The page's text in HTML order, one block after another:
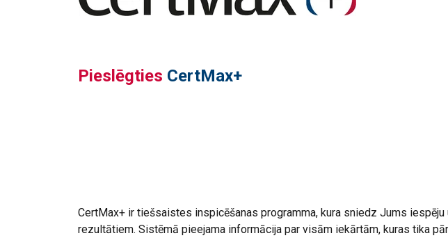
Pieslēgties CertMax+
CertMax+ ir tiešsaistes inspicēšanas programma, kura sniedz Jums
rezultātiem. Sistēmā pieejama informācija par visām iekārtām, kuras tika